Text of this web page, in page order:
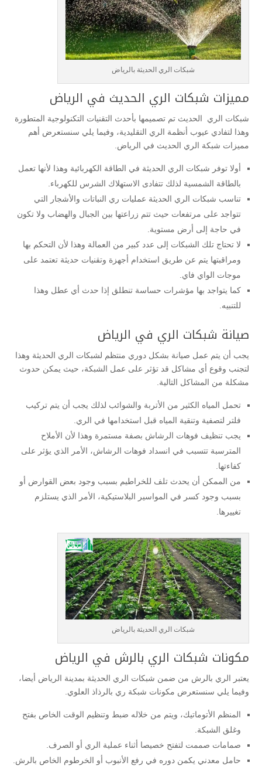
شبكات الري الحديثة بالرياض
مميزات شبكات الري الحديث في الرياض
شبكات الري الحديث تم تصميمها بأحدث التقنيات التكنولوجية المتطورة
وهذا لتفادي عيوب أنظمة الري التقليدية، وفيما يلي سنستعرض أهم
مميزات شبكة الري الحديث في الرياض.
أولا توفر شبكات الري الحديثة في الطاقة الكهربائية وهذا لأنها تعمل
بالطاقة الشمسية لذلك تتفادى الاستهلاك الشرس للكهرباء.
تناسب شبكات الري الحديثة عمليات ري النباتات والأشجار التي
تتواجد على مرتفعات حيث تتم زراعتها بين الجبال والهضاب ولا تكون
في حاجة إلى أرض مستوية.
لا تحتاج تلك الشبكات إلى عدد كبير من العمالة وهذا لأن التحكم بها
ومراقبتها يتم عن طريق استخدام أجهزة وتقنيات حديثة تعتمد على
موجات الواي فاي.
كما يتواجد بها مؤشرات حساسة تنطلق إذا حدث أي عطل وهذا
للتنبيه.
صيانة شبكات الري في الرياض
يجب أن يتم عمل صيانة بشكل دوري منتظم لشبكات الري الحديثة وهذا
لتجنب وقوع أي مشاكل قد تؤثر على عمل الشبكة، حيث يمكن حدوث
مشكلة من المشاكل التالية.
تحمل المياه الكثير من الأتربة والشوائب لذلك يجب أن يتم تركيب
فلتر لتصفية وتنقية المياه قبل استخدامها في الري.
يجب تنظيف فوهات الرشاش بصفة مستمرة وهذا لأن الأملاح
المترسبة تتسبب في انسداد فوهات الرشاش، الأمر الذي يؤثر على
كفاءتها.
من الممكن أن يحدث تلف للخراطيم بسبب وجود بعض القوارض أو
بسبب وجود كسر في المواسير البلاستيكية، الأمر الذي يستلزم
تغييرها.
شبكات الري الحديثة بالرياض
مكونات شبكات الري بالرش في الرياض
يعتبر الري بالرش من ضمن شبكات الري الحديثة بمدينة الرياض أيضا،
وفيما يلي سنستعرض مكونات شبكة ري بالرذاذ العلوي.
المنظم الأتوماتيك، ويتم من خلاله ضبط وتنظيم الوقت الخاص بفتح
وغلق الشبكة.
صمامات صممت لتفتح خصيصا أثناء عملية الري أو الصرف.
حامل معدني يكمن دوره في رفع الأنبوب أو الخرطوم الخاص بالرش.